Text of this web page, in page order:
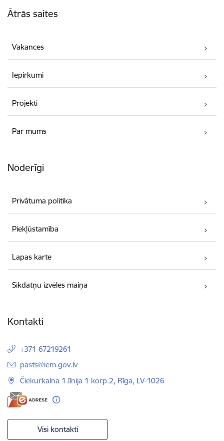
Ātrās saites
Vakances
Iepirkumi
Projekti
Par mums
Noderīgi
Privātuma politika
Piekļūstamība
Lapas karte
Sīkdatņu izvēles maiņa
Kontakti
+371 67219261
E-pasts:
pasts@iem.gov.lv
Čiekurkalna 1.līnija 1 korp.2, Rīga, LV-1026
Visi kontakti